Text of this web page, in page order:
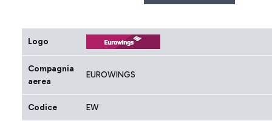
Logo
Compagnia
aerea
EUROWINGS
Codice EW